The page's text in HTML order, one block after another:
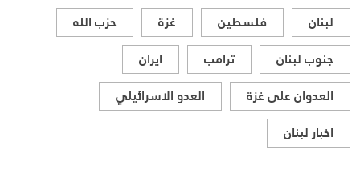
لبنان فلسطين غزة
حزب الله
جنوب لبنان
ترامب
ايران
العدوان على غزة
العدو الاسرائيلي
اخبار لبنان